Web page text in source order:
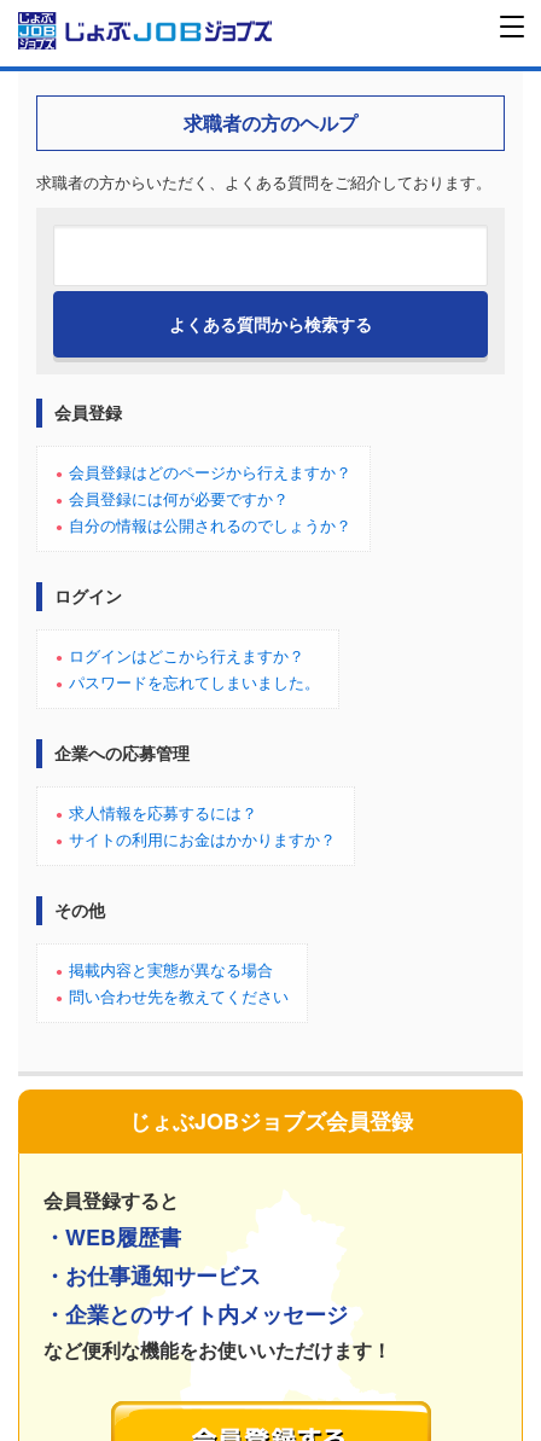
求職者の方のヘルプ
求職者の方からいただく、よくある質問をご紹介しております。
会員登録
会員登録はどのページから行えますか？
会員登録には何が必要ですか？
自分の情報は公開されるのでしょうか？
ログイン
ログインはどこから行えますか？
パスワードを忘れてしまいました。
企業への応募管理
求人情報を応募するには？
サイトの利用にお金はかかりますか？
その他
掲載内容と実態が異なる場合
問い合わせ先を教えてください
じょぶJOBジョブズ会員登録
会員登録すると
・WEB履歴書
・お仕事通知サービス
・企業とのサイト内メッセージ
など便利な機能をお使いいただけます！